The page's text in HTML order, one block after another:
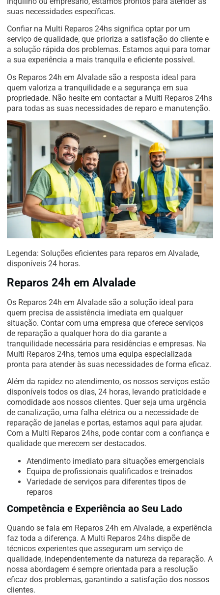
suas necessidades específicas.
Confiar na Multi Reparos 24hs significa optar por um
serviço de qualidade, que prioriza a satisfação do cliente e
a solução rápida dos problemas. Estamos aqui para tornar
a sua experiência a mais tranquila e eficiente possível.
Os Reparos 24h em Alvalade são a resposta ideal para
quem valoriza a tranquilidade e a segurança em sua
propriedade. Não hesite em contactar a Multi Reparos 24hs
para todas as suas necessidades de reparo e manutenção.
Legenda: Soluções eficientes para reparos em Alvalade,
disponíveis 24 horas.
Reparos 24h em Alvalade
Os Reparos 24h em Alvalade são a solução ideal para
quem precisa de assistência imediata em qualquer
situação. Contar com uma empresa que oferece serviços
de reparação a qualquer hora do dia garante a
tranquilidade necessária para residências e empresas. Na
Multi Reparos 24hs, temos uma equipa especializada
pronta para atender às suas necessidades de forma eficaz.
Além da rapidez no atendimento, os nossos serviços estão
disponíveis todos os dias, 24 horas, levando praticidade e
comodidade aos nossos clientes. Quer seja uma urgência
de canalização, uma falha elétrica ou a necessidade de
reparação de janelas e portas, estamos aqui para ajudar.
Com a Multi Reparos 24hs, pode contar com a confiança e
qualidade que merecem ser destacados.
Atendimento imediato para situações emergenciais
Equipa de profissionais qualificados e treinados
Variedade de serviços para diferentes tipos de
reparos
Competência e Experiência ao Seu Lado
Quando se fala em Reparos 24h em Alvalade, a experiência
faz toda a diferença. A Multi Reparos 24hs dispõe de
técnicos experientes que asseguram um serviço de
qualidade, independentemente da natureza da reparação. A
nossa abordagem é sempre orientada para a resolução
eficaz dos problemas, garantindo a satisfação dos nossos
clientes.